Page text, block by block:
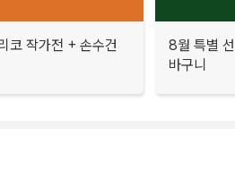
코 작가전 + 손수건
8월 특별
바구니